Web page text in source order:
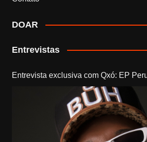
DOAR
Entrevistas
Entrevista exclusiva com Qxó: EP